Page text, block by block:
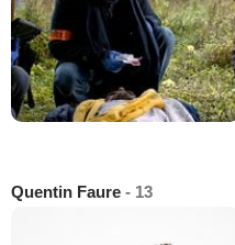
Quentin Faure - 13